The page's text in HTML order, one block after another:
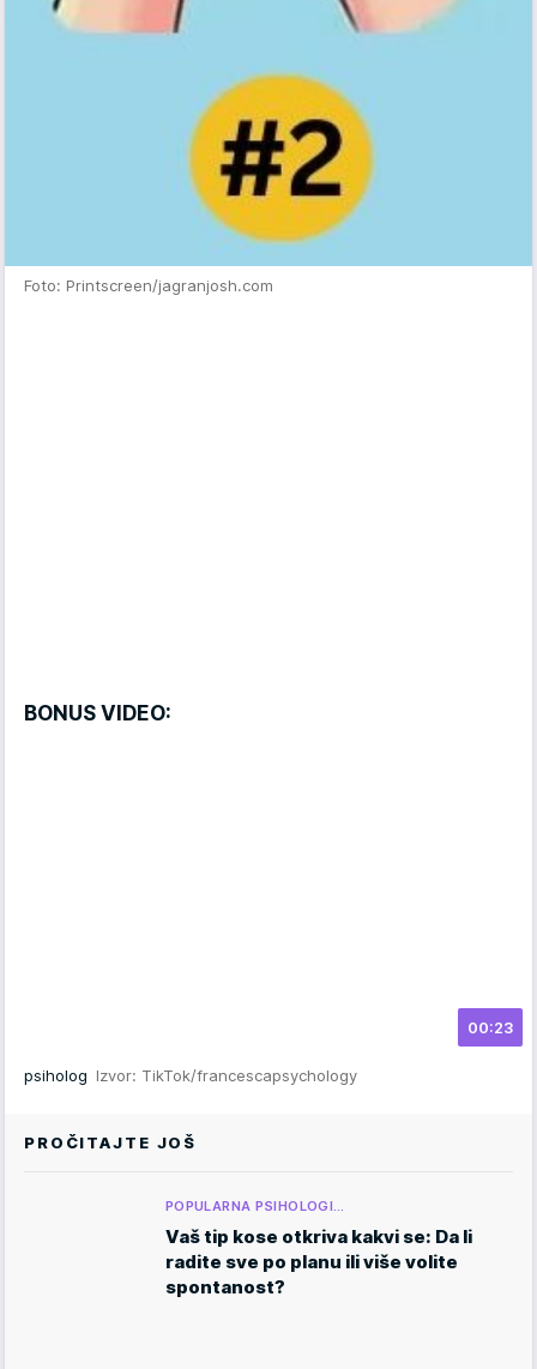
Foto: Printscreen/jagranjosh.com
BONUS VIDEO:
00:23
psiholog Izvor: TikTok/francescapsychology
PROČITAJTE JOŠ
POPULARNA PSIHOLOGI…
Vaš tip kose otkriva kakvi se: Da li
radite sve po planu ili više volite
spontanost?